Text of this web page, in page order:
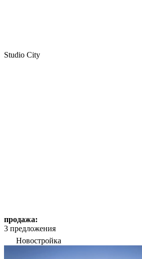
Studio City
продажа:
3 предложения
Новостройка